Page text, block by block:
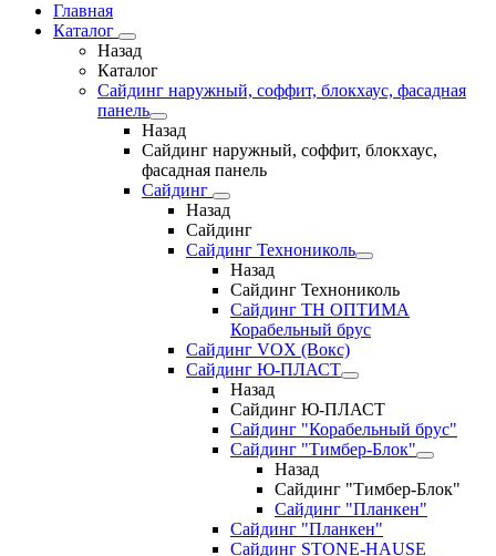
Главная
Каталог
Назад
Каталог
Сайдинг наружный, соффит, блокхаус, фасадная
панель
Назад
Сайдинг наружный, соффит, блокхаус,
фасадная панель
Сайдинг
Назад
Сайдинг
Сайдинг Технониколь
Назад
Сайдинг Технониколь
Сайдинг ТН ОПТИМА
Корабельный брус
Сайдинг VOX (Вокс)
Сайдинг Ю-ПЛАСТ
Назад
Сайдинг Ю-ПЛАСТ
Сайдинг "Корабельный брус"
Сайдинг "Тимбер-Блок"
Назад
Сайдинг "Тимбер-Блок"
Сайдинг "Планкен"
Сайдинг "Планкен"
Сайдинг STONE-HAUSE